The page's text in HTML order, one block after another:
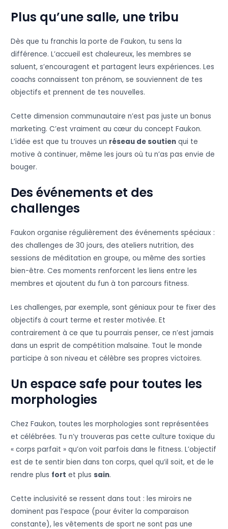
Plus qu’une salle, une tribu
Dès que tu franchis la porte de Faukon, tu sens la
différence. L’accueil est chaleureux, les membres se
saluent, s’encouragent et partagent leurs expériences. Les
coachs connaissent ton prénom, se souviennent de tes
objectifs et prennent de tes nouvelles.
Cette dimension communautaire n’est pas juste un bonus
marketing. C’est vraiment au cœur du concept Faukon.
L’idée est que tu trouves un réseau de soutien qui te
motive à continuer, même les jours où tu n’as pas envie de
bouger.
Des événements et des
challenges
Faukon organise régulièrement des événements spéciaux :
des challenges de 30 jours, des ateliers nutrition, des
sessions de méditation en groupe, ou même des sorties
bien-être. Ces moments renforcent les liens entre les
membres et ajoutent du fun à ton parcours fitness.
Les challenges, par exemple, sont géniaux pour te fixer des
objectifs à court terme et rester motivée. Et
contrairement à ce que tu pourrais penser, ce n’est jamais
dans un esprit de compétition malsaine. Tout le monde
participe à son niveau et célèbre ses propres victoires.
Un espace safe pour toutes les
morphologies
Chez Faukon, toutes les morphologies sont représentées
et célébrées. Tu n’y trouveras pas cette culture toxique du
« corps parfait » qu’on voit parfois dans le fitness. L’objectif
est de te sentir bien dans ton corps, quel qu’il soit, et de le
rendre plus fort et plussain.
Cette inclusivité se ressent dans tout : les miroirs ne
dominent pas l’espace (pour éviter la comparaison
constante), les vêtements de sport ne sont pas une